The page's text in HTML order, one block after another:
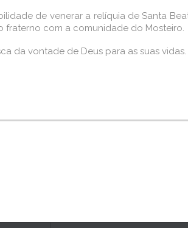
de venerar a relíquia de Santa
fraterno com a comunidade do Mosteiro.
da vontade de Deus para as suas vidas.